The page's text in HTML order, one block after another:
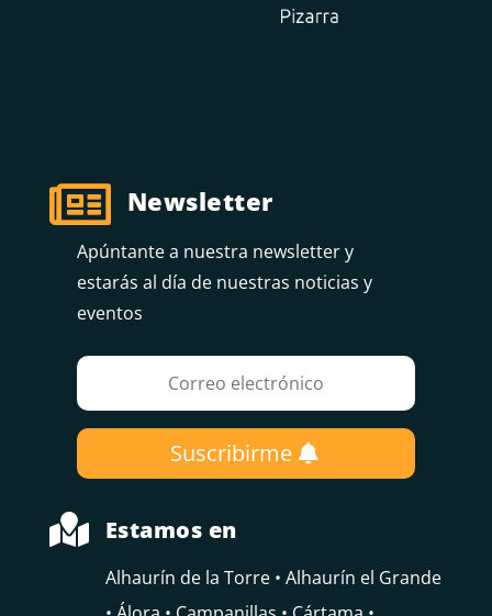
 Newsletter
Apúntante a nuestra newsletter y
estarás al día de nuestras noticias y
eventos
Suscribirme
 Estamos en
Alhaurín de la Torre • Alhaurín el Grande